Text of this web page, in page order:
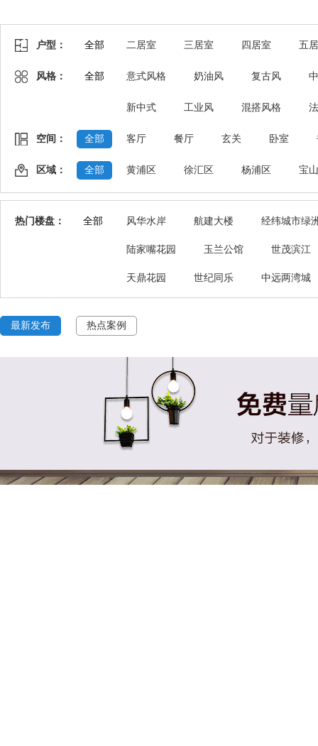
户型： 全部 二居室 三居室 四居室 五
风格： 全部 意式风格 奶油风 复古风
新中式 工业风 混搭风格
空间： 全部 客厅 餐厅 玄关 卧室
区域： 全部 黄浦区 徐汇区 杨浦区 宝
热门楼盘： 全部 风华水岸 航建大楼 经纬城市绿
陆家嘴花园 玉兰公馆 世茂滨江
天鼎花园 世纪同乐 中远两湾城
最新发布 热点案例